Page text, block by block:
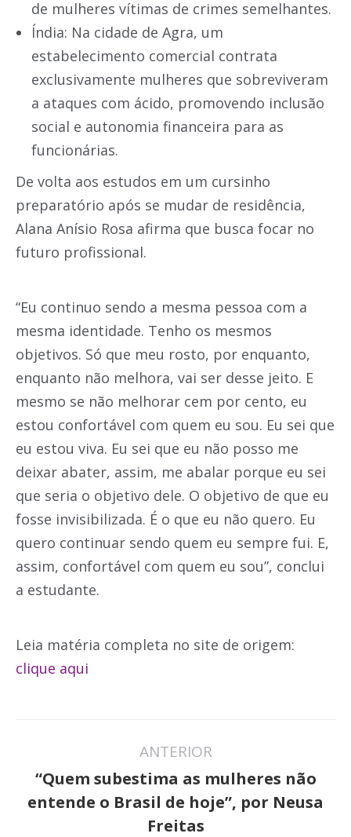
de mulheres vítimas de crimes semelhantes.
Índia: Na cidade de Agra, um
estabelecimento comercial contrata
exclusivamente mulheres que sobreviveram
a ataques com ácido, promovendo inclusão
social e autonomia financeira para as
funcionárias.
De volta aos estudos em um cursinho
preparatório após se mudar de residência,
Alana Anísio Rosa afirma que busca focar no
futuro profissional.
“Eu continuo sendo a mesma pessoa com a
mesma identidade. Tenho os mesmos
objetivos. Só que meu rosto, por enquanto,
enquanto não melhora, vai ser desse jeito. E
mesmo se não melhorar cem por cento, eu
estou confortável com quem eu sou. Eu sei que
eu estou viva. Eu sei que eu não posso me
deixar abater, assim, me abalar porque eu sei
que seria o objetivo dele. O objetivo de que eu
fosse invisibilizada. É o que eu não quero. Eu
quero continuar sendo quem eu sempre fui. E,
assim, confortável com quem eu sou”, conclui
a estudante.
Leia matéria completa no site de origem:
clique aqui
de
post:
ANTERIOR
Post
anterior:
“Quem subestima as mulheres não
entende o Brasil de hoje”, por Neusa
Freitas